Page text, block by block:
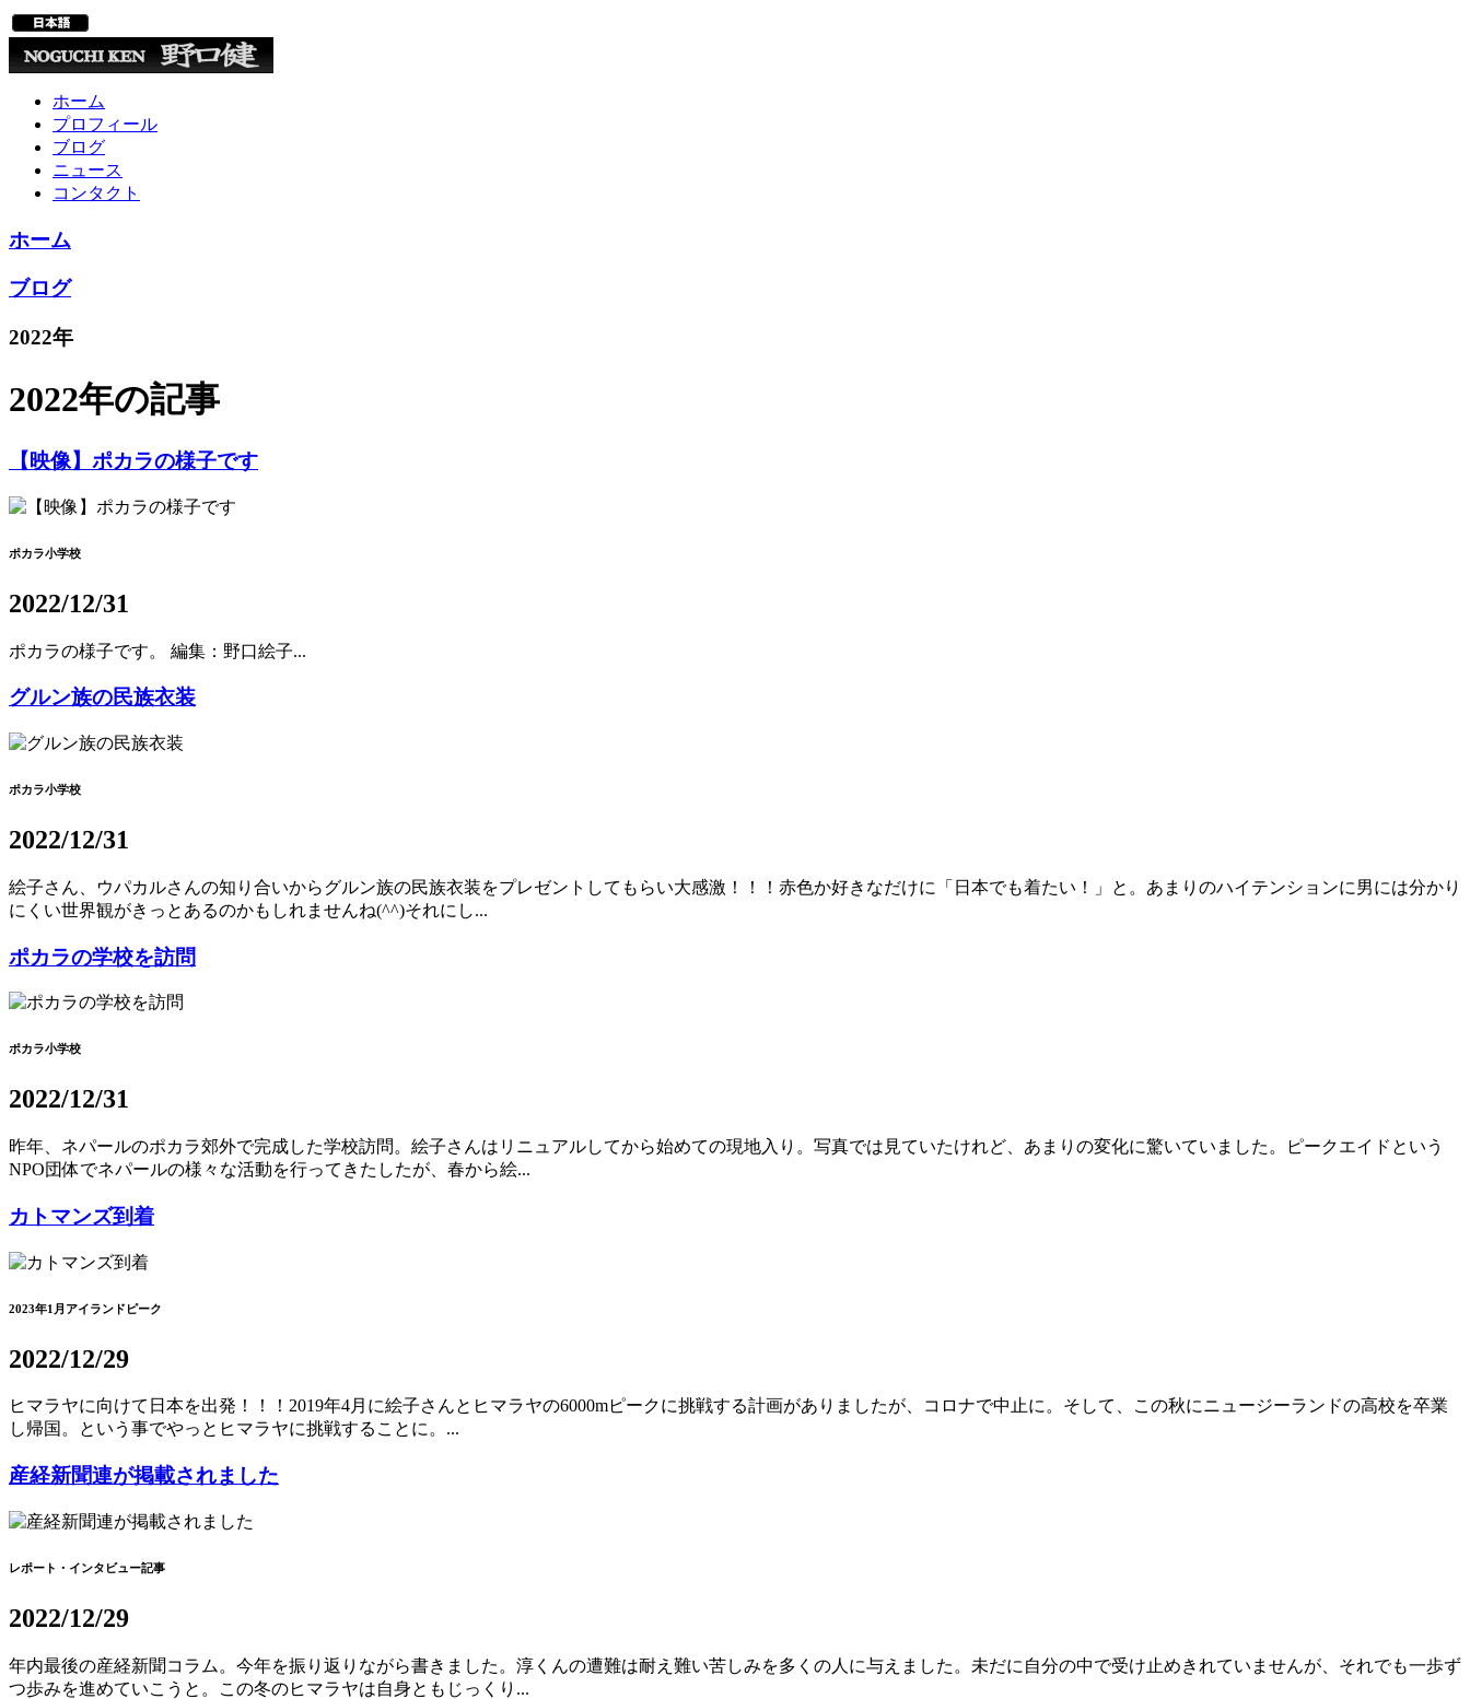
ホーム
プロフィール
ブログ
ニュース
コンタクト
ホーム
ブログ
2022年
2022年の記事
【映像】ポカラの様子です
ポカラ小学校
2022/12/31
ポカラの様子です。 編集：野口絵子...
グルン族の民族衣装
ポカラ小学校
2022/12/31
絵子さん、ウパカルさんの知り合いからグルン族の民族衣装をプレゼントしてもらい大感激！！！赤色か好きなだけに「日本でも着たい！」と。あまりのハイテンションに男には分かり
にくい世界観がきっとあるのかもしれませんね(^^)それにし...
ポカラの学校を訪問
ポカラ小学校
2022/12/31
昨年、ネパールのポカラ郊外で完成した学校訪問。絵子さんはリニュアルしてから始めての現地入り。写真では見ていたけれど、あまりの変化に驚いていました。ピークエイドという
NPO団体でネパールの様々な活動を行ってきたしたが、春から絵...
カトマンズ到着
2023年1月アイランドピーク
2022/12/29
ヒマラヤに向けて日本を出発！！！2019年4月に絵子さんとヒマラヤの6000mピークに挑戦する計画がありましたが、コロナで中止に。そして、この秋にニュージーランドの高校を卒業
し帰国。という事でやっとヒマラヤに挑戦することに。...
産経新聞連が掲載されました
レポート・インタビュー記事
2022/12/29
年内最後の産経新聞コラム。今年を振り返りながら書きました。淳くんの遭難は耐え難い苦しみを多くの人に与えました。未だに自分の中で受け止めきれていませんが、それでも一歩ず
つ歩みを進めていこうと。この冬のヒマラヤは自身ともじっくり...